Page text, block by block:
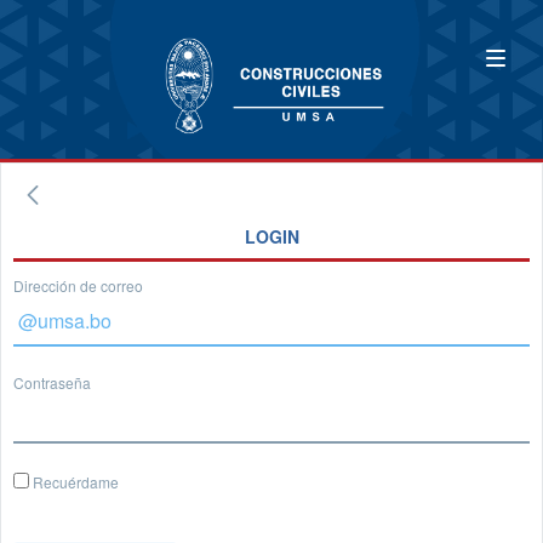
LOGIN
Dirección de correo
Contraseña
Recuérdame